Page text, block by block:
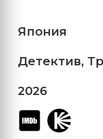
Япония
Детектив,
2026